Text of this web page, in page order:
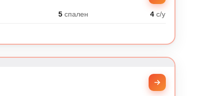
5 спален 4 с/у